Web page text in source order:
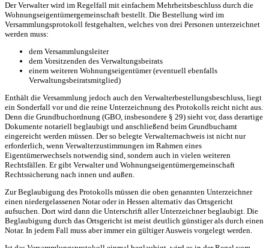
Der Verwalter wird im Regelfall mit einfachem Mehrheitsbeschluss durch die
Wohnungseigentümergemeinschaft bestellt. Die Bestellung wird im
Versammlungsprotokoll festgehalten, welches von drei Personen unterzeichnet
werden muss:
dem Versammlungsleiter
dem Vorsitzenden des Verwaltungsbeirats
einem weiteren Wohnungseigentümer (eventuell ebenfalls
Verwaltungsbeiratsmitglied)
Enthält die Versammlung jedoch auch den Verwalterbestellungsbeschluss, liegt
ein Sonderfall vor und die reine Unterzeichnung des Protokolls reicht nicht aus.
Denn die Grundbuchordnung (GBO, insbesondere § 29) sieht vor, dass derartige
Dokumente notariell beglaubigt und anschließend beim Grundbuchamt
eingereicht werden müssen. Der so belegte Verwalternachweis ist nicht nur
erforderlich, wenn Verwalterzustimmungen im Rahmen eines
Eigentümerwechsels notwendig sind, sondern auch in vielen weiteren
Rechtsfällen. Er gibt Verwalter und Wohnungseigentümergemeinschaft
Rechtssicherung nach innen und außen.
Zur Beglaubigung des Protokolls müssen die oben genannten Unterzeichner
einen niedergelassenen Notar oder in Hessen alternativ das Ortsgericht
aufsuchen. Dort wird dann die Unterschrift aller Unterzeichner beglaubigt. Die
Beglaubigung durch das Ortsgericht ist meist deutlich günstiger als durch einen
Notar. In jedem Fall muss aber immer ein gültiger Ausweis vorgelegt werden.